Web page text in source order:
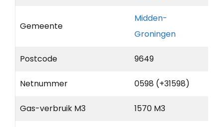
Gemeente
Midden-
Groningen
Postcode 9649
Netnummer 0598 (+31598)
Gas-verbruik M3 1570 M3